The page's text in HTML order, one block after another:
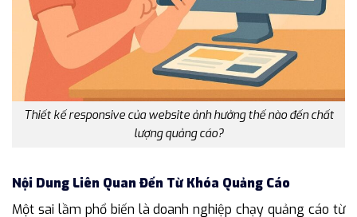
Thiết kế responsive của website ảnh hưởng thế nào đến chất
lượng quảng cáo?
Nội Dung Liên Quan Đến Từ Khóa Quảng Cáo
Một sai lầm phổ biến là doanh nghiệp chạy quảng cáo từ